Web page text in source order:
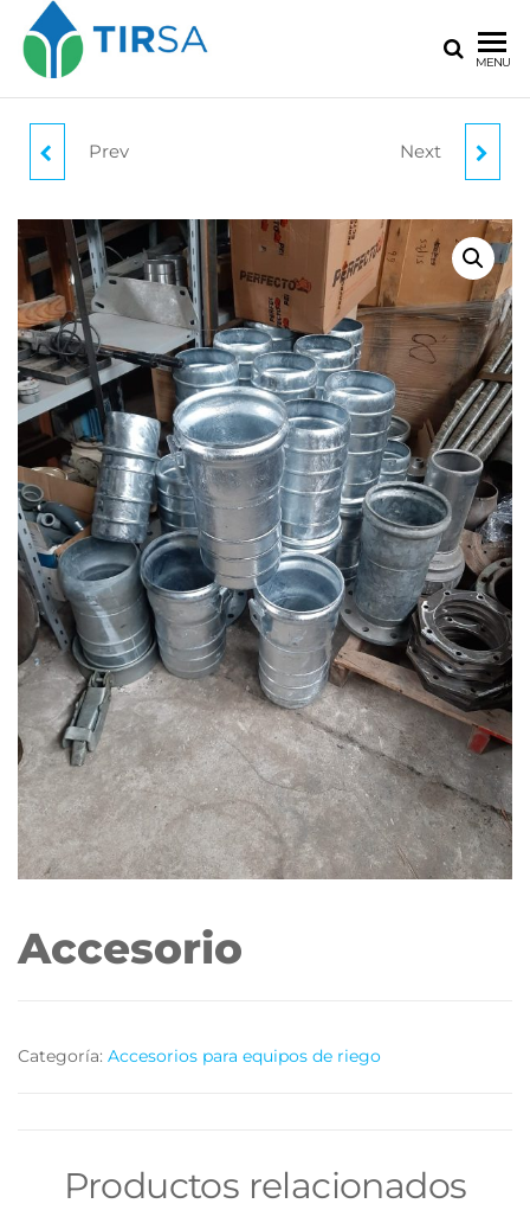
MENU
Prev Next
Accesorio
Categoría: Accesorios para equipos de riego
Productos relacionados